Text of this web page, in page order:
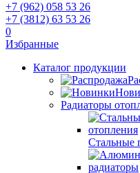
+7 (962) 058 53 26
+7 (3812) 63 53 26
0
Избранные
Каталог продукции
Радиаторы
Стальные